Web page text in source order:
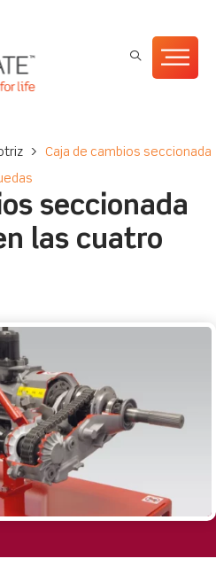
> Caja de cambios seccionada
seccionada
las cuatro